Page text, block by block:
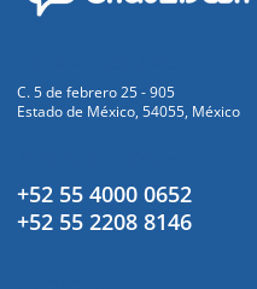
C. 5 de febrero 25 - 905
Estado de México, 54055, México
+52 55 4000 0652
+52 55 2208 8146